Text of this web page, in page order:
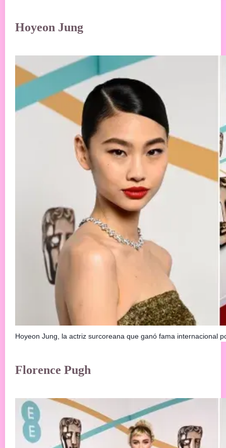
Hoyeon Jung
Hoyeon Jung, la actriz surcoreana que ganó fama internacional
Florence Pugh